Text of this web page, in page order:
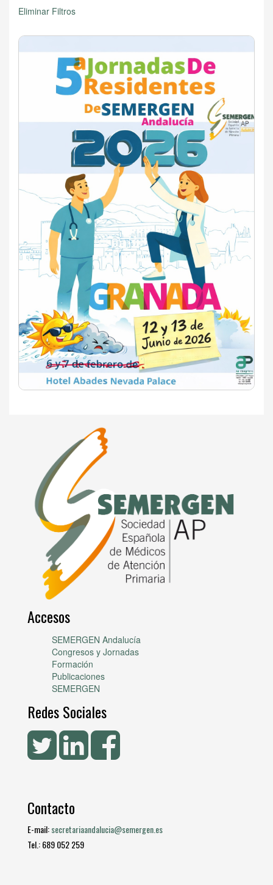
Eliminar Filtros
Accesos
SEMERGEN Andalucía
Congresos y Jornadas
Formación
Publicaciones
SEMERGEN
Redes Sociales
Contacto
E-mail:secretariaandalucia@semergen.es
Tel.: 689 052 259